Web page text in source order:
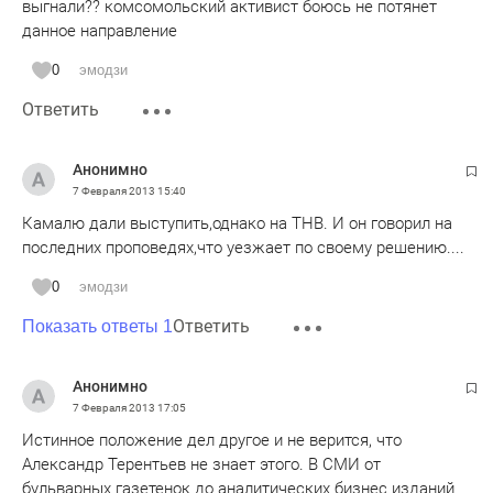
выгнали?? комсомольский активист боюсь не потянет
данное направление
0 эмодзи
Ответить
Анонимно
7 Февраля 2013 15:40
Камалю дали выступить,однако на ТНВ. И он говорил на
последних проповедях,что уезжает по своему решению....
0 эмодзи
Показать ответы 1Ответить
Анонимно
7 Февраля 2013 17:05
Истинное положение дел другое и не верится, что
Александр Терентьев не знает этого. В СМИ от
бульварных газетенок до аналитических бизнес изданий